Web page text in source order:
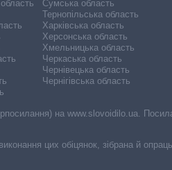
Сумська область
Тернопільська область
Харківська область
Херсонська область
Хмельницька область
Черкаська область
Чернівецька область
Чернігівська область
на www.slovoidilo.ua.
цих обіцянок, зібрана й